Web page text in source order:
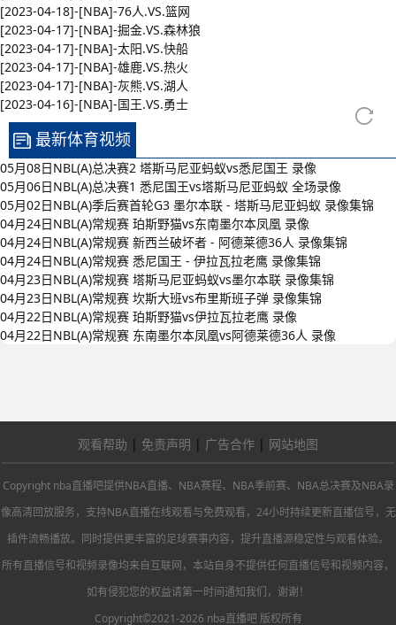
[2023-04-18]-[NBA]-76人.VS.篮网
[2023-04-17]-[NBA]-掘金.VS.森林狼
[2023-04-17]-[NBA]-太阳.VS.快船
[2023-04-17]-[NBA]-雄鹿.VS.热火
[2023-04-17]-[NBA]-灰熊.VS.湖人
[2023-04-16]-[NBA]-国王.VS.勇士
最新体育视频
05月08日NBL(A)总决赛2 塔斯马尼亚蚂蚁vs悉尼国王 录像
05月06日NBL(A)总决赛1 悉尼国王vs塔斯马尼亚蚂蚁 全场录像
05月02日NBL(A)季后赛首轮G3 墨尔本联 - 塔斯马尼亚蚂蚁 录像集锦
04月24日NBL(A)常规赛 珀斯野猫vs东南墨尔本凤凰 录像
04月24日NBL(A)常规赛 新西兰破坏者 - 阿德莱德36人 录像集锦
04月24日NBL(A)常规赛 悉尼国王 - 伊拉瓦拉老鹰 录像集锦
04月23日NBL(A)常规赛 塔斯马尼亚蚂蚁vs墨尔本联 录像集锦
04月23日NBL(A)常规赛 坎斯大班vs布里斯班子弹 录像集锦
04月22日NBL(A)常规赛 珀斯野猫vs伊拉瓦拉老鹰 录像
04月22日NBL(A)常规赛 东南墨尔本凤凰vs阿德莱德36人 录像
观看帮助 | 免责声明 | 广告合作 | 网站地图
Copyright nba直播吧提供NBA直播、NBA赛程、NBA季前赛、NBA总决赛及NBA录
像高清回放服务，支持NBA直播在线观看与免费观看，24小时持续更新直播信号，无
插件流畅播放。同时提供更丰富的足球赛事内容，提升直播源稳定性与观看体验。
所有直播信号和视频录像均来自互联网，本站自身不提供任何直播信号和视频内容，
如有侵犯您的权益请第一时间通知我们，谢谢！
Copyright©2021-2026 nba直播吧 版权所有